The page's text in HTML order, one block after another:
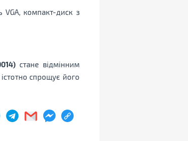
VGA, компакт-диск з
стане відмінним
спрощує його